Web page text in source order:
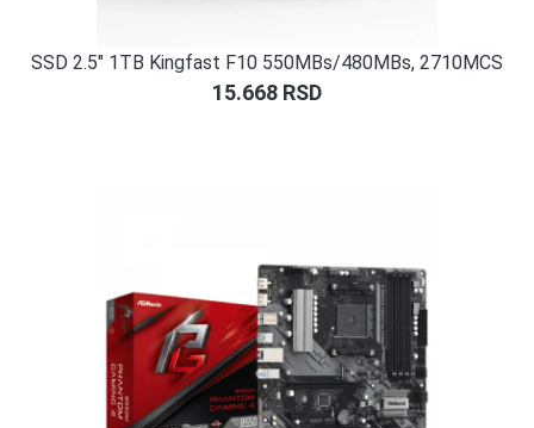
SSD 2.5″ 1TB Kingfast F10 550MBs/480MBs, 2710MCS
15.668 RSD